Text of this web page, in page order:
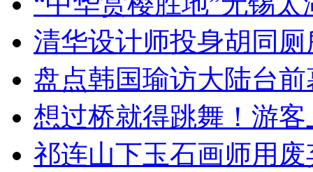
清华设计师投身胡同
盘点韩国瑜访大陆台
想过桥就得跳舞！游客
祁连山下玉石画师用